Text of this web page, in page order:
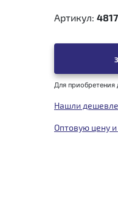
Артикул:
Для приобретения
Нашли
Оптовую цену